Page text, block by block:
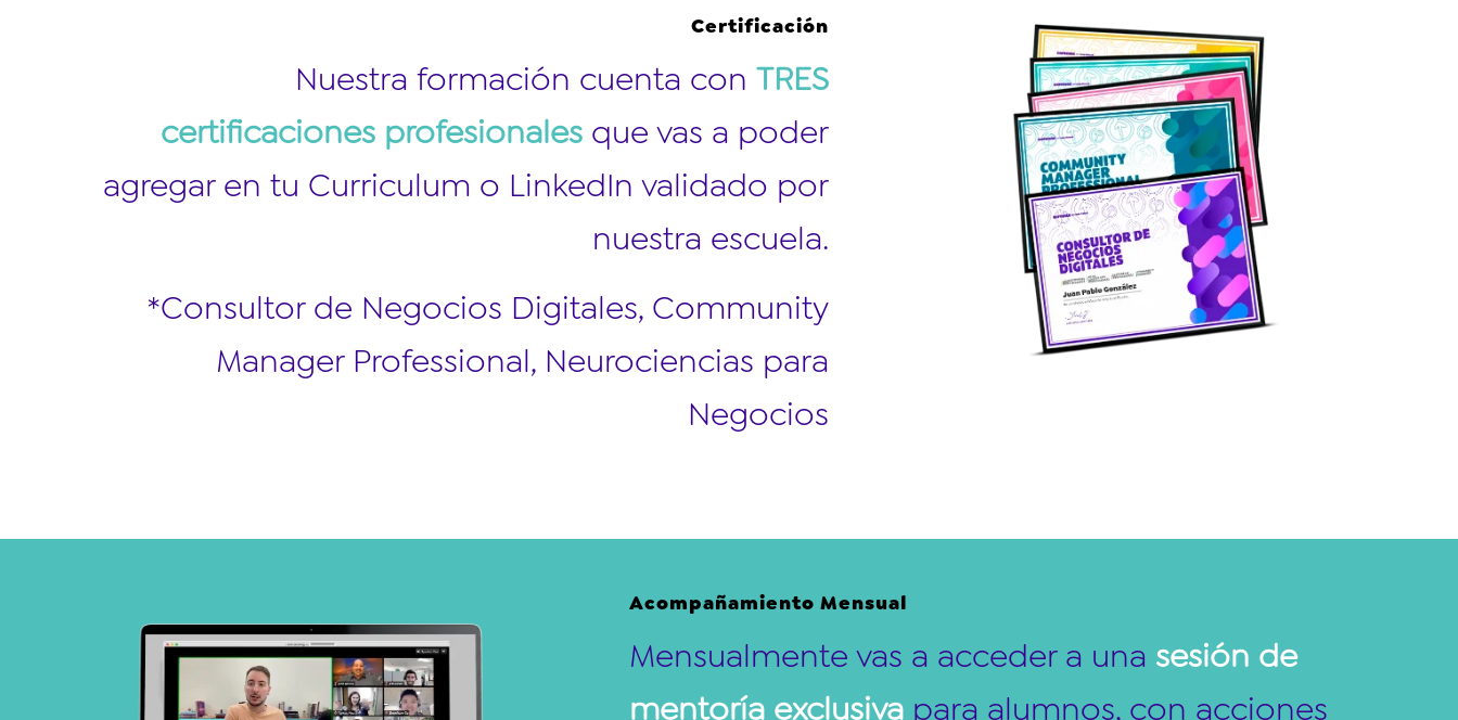
Certificación
Nuestra formación cuenta con TRES
certificaciones profesionalesque vas a poder
agregar en tu Curriculum o LinkedIn validado por
nuestra escuela.
*Consultor de Negocios Digitales, Community
Manager Professional, Neurociencias para
Negocios
Acompañamiento Mensual
Mensualmente vas a acceder a una sesión de
mentoría exclusiva para alumnos, con acciones